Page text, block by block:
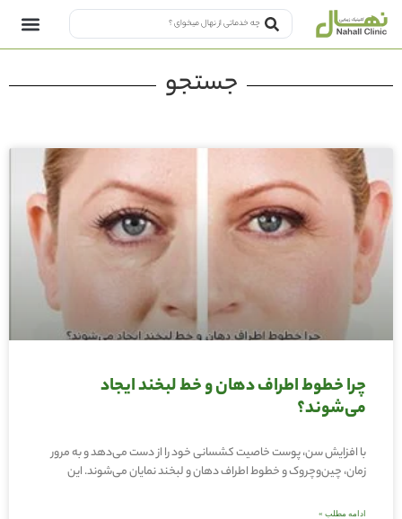
جستجو
چرا خطوط اطراف دهان و خط لبخند ایجاد
می‌شوند؟
با افزایش سن، پوست خاصیت کشسانی خود را از دست می‌دهد و به مرور
زمان، چین‌وچروک و خطوط اطراف دهان و لبخند نمایان می‌شوند. این
ادامه مطلب »